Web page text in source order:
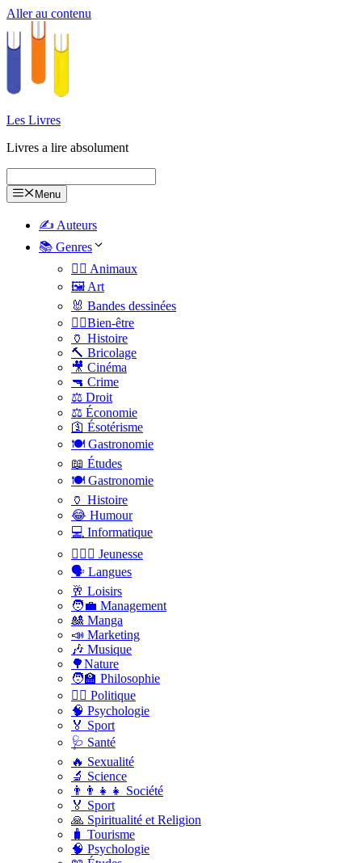
Aller au contenu
Les Livres
Livres a lire absolument
Menu
✍️ Auteurs
📚 Genres
🐕‍🦺 Animaux
🖼️ Art
🐰 Bandes dessinées
🧑‍⚕️Bien-être
🏺 Histoire
🔨 Bricolage
🎥 Cinéma
🔫 Crime
⚖️ Droit
⚖️ Économie
🛐 Ésotérisme
🍽️ Gastronomie
📖 Études
🍽️ Gastronomie
🏺 Histoire
😂 Humour
💻 Informatique
🤸🏽‍♀️ Jeunesse
🗣 Langues
🥂 Loisirs
🧑‍💼 Management
🎎 Manga
📣 Marketing
🎶 Musique
🌳Nature
🧑‍🏫 Philosophie
👨‍⚖️ Politique
🧠 Psychologie
🏅 Sport
🩺 Santé
🔥 Sexualité
🔬 Science
👨‍👨‍👧‍👧 Société
🏅 Sport
🙏 Spiritualité et Religion
🧳 Tourisme
🧠 Psychologie